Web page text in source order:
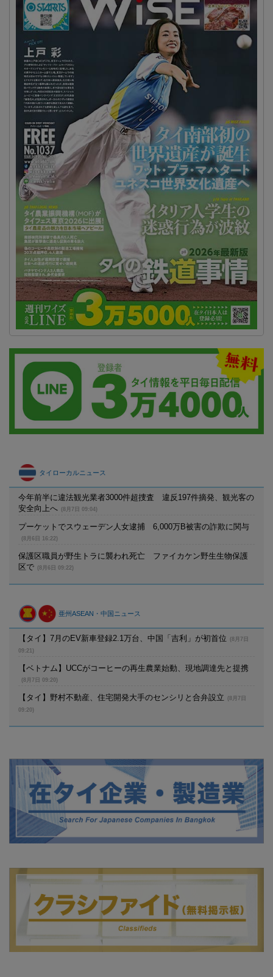
タイローカルニュース
今年前半に違法観光業者3000件超捜査 違反197件摘発、観光客の
安全向上へ
(8月7日 09:04)
プーケットでスウェーデン人女逮捕 6,000万B被害の詐欺に関与
(8月6日 16:22)
保護区職員が野生トラに襲われ死亡 ファイカケン野生生物保護
区で
(8月6日 09:22)
亜州ASEAN・中国ニュース
【タイ】7月のEV新車登録2.1万台、中国「吉利」が初首位
(8月7日
09:21)
【ベトナム】UCCがコーヒーの再生農業始動、現地調達先と提携
(8月7日 09:20)
【タイ】野村不動産、住宅開発大手のセンシリと合弁設立
(8月7日
09:20)